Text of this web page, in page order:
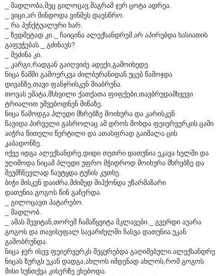
_ მადლობა,მეც გილოცავ,მაგრამ ჯერ ცოტა ადრეა.
_ ვიცი,არ მინდოდა ვინმეს დაესწრო.
_ რა პუნქტუალური ხარ.
_ ზედმეტად კი._ ჩაიცინა ალექსანდრემ.არ აპირებდა ხასიათის
გაფუჭებას._ გძინავს?
_ მეძინა კი.
_ კარგი,რადგან გაიღვიძე ადექი,გამოიხედე.
ნიცა წამში გამოერკვა ძილბურანიდან.უცებ წამოჯდა
დივანზე,თავი ფანჯრისკენ მიაბრუნა.
თოვას ემატა,მსხვილი ქათქათა ფიფქები,თავბრუდამხვევი
ტრიალით ეშვებოდნენ მიწაზე.
ნიცა წამოდგა.პლედი მხრებზე მოიხურა და კარისკენ
წავიდა.პირველი გასროლაც ამ დროს მოხდა ფეიერვერკის.ცაში
აიჭრა წითელი წერტილი და ათასფრად გაიშალა ცის
კაბადონზე.
იქვე იდგა ალექსანდრე,დიდი თეთრი დათუნია ეკავა ხელში და
უღიმოდა.ნიცამ პლედი უფრო მჭიდროდ მოიხურა მხრებზე და
შეუმჩნევლად ჩაუტყდა ტუჩის კუთხე.
ბიჭი მისკენ დაიძრა.მძიმედ მიჰქონდა უზარმაზარი
დათუნია.გოგოს წინ გაჩერდა.
_ გილოცავთ პატარებო.
_ მადლობ.
_ ამას შევიტან,თორემ ჩამაწყვიტა მკლავები._ გვერდი აუარა
გოგოს და თავისუფალ სავარძელში ჩასვა დათუნია.უკან
გამობრუნდა.
ნიცა ჯერ ისევ ფეიერვერკს შეყურებდა გაღიმებული.ალექსანდრე
ნიცას ზურგს უკან დადგა,ახლოს იმდენად ახლოს,რომ გოგოს
მისი სუნთქვა კისერზე ეხებოდა.